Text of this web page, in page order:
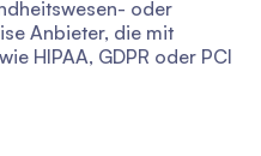
oder
Anbieter, die mit
HIPAA, GDPR oder PCI